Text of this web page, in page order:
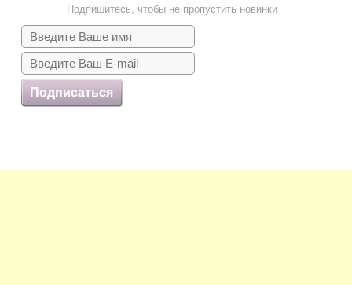
Подпишитесь, чтобы не пропустить новинки
Подписаться